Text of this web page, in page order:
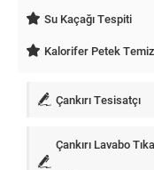
Su Kaçağı Tespiti
Kalorifer Petek
Çankırı Tesisatçı
Çankırı Lavabo